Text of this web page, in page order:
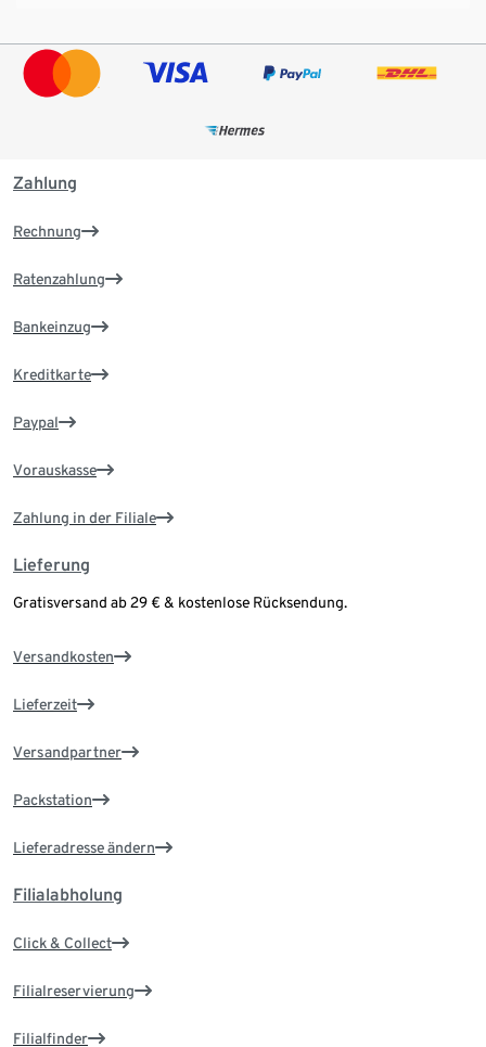
Zahlung
Rechnung
Ratenzahlung
Bankeinzug
Kreditkarte
Paypal
Vorauskasse
Zahlung in der Filiale
Lieferung
Gratisversand ab 29 € & kostenlose Rücksendung.
Versandkosten
Lieferzeit
Versandpartner
Packstation
Lieferadresse ändern
Filialabholung
Click & Collect
Filialreservierung
Filialfinder